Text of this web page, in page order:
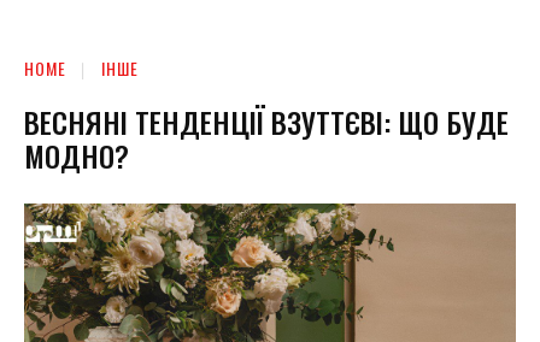
HOME ІНШЕ
ВЕСНЯНІ ТЕНДЕНЦІЇ ВЗУТТЄВІ: ЩО БУДЕ
МОДНО?